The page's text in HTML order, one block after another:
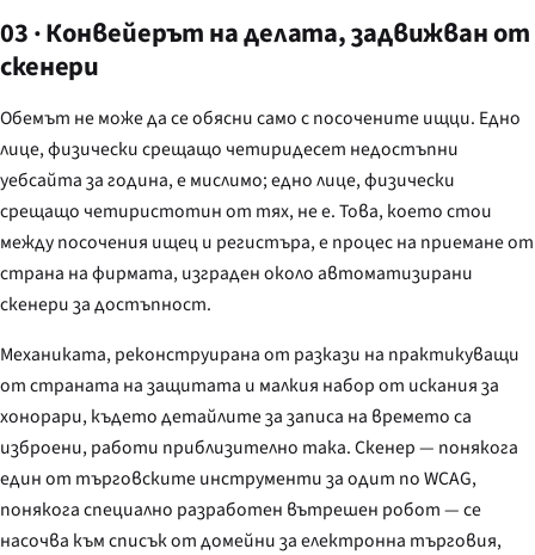
03 · Конвейерът на делата, задвижван от
скенери
Обемът не може да се обясни само с посочените ищци. Едно
лице, физически срещащо четиридесет недостъпни
уебсайта за година, е мислимо; едно лице, физически
срещащо четиристотин от тях, не е. Това, което стои
между посочения ищец и регистъра, е процес на приемане от
страна на фирмата, изграден около автоматизирани
скенери за достъпност.
Механиката, реконструирана от разкази на практикуващи
от страната на защитата и малкия набор от искания за
хонорари, където детайлите за записа на времето са
изброени, работи приблизително така. Скенер — понякога
един от търговските инструменти за одит по WCAG,
понякога специално разработен вътрешен робот — се
насочва към списък от домейни за електронна търговия,